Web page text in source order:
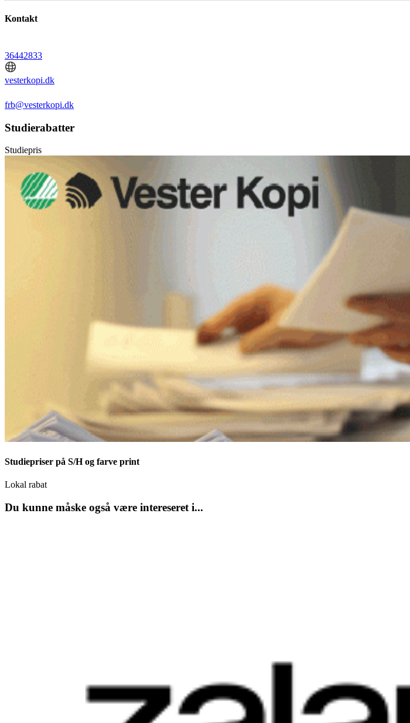
Kontakt
36442833
vesterkopi.dk
frb@vesterkopi.dk
Studierabatter
Studiepris
Studiepriser på S/H og farve print
Lokal rabat
Du kunne måske også være intereseret i...